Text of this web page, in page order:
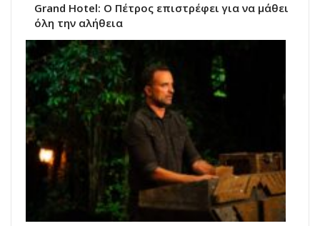
Grand Hotel: Ο Πέτρος επιστρέφει για να μάθει
όλη την αλήθεια